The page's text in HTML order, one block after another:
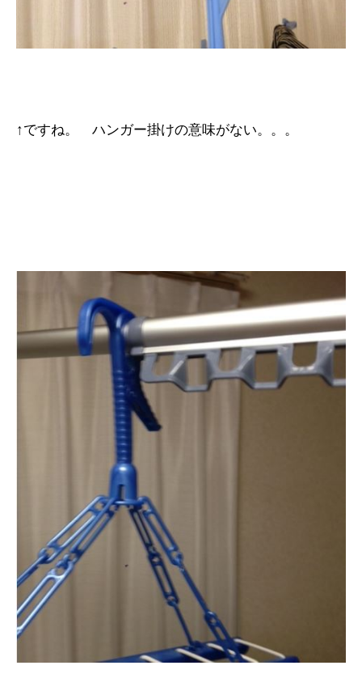
↑ですね。 ハンガー掛けの意味がない。。。